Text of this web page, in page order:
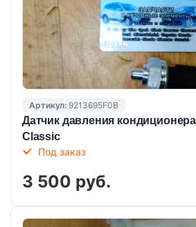
Артикул: 9213695F0B
Датчик давления
Classic
Под заказ
3 500 руб.